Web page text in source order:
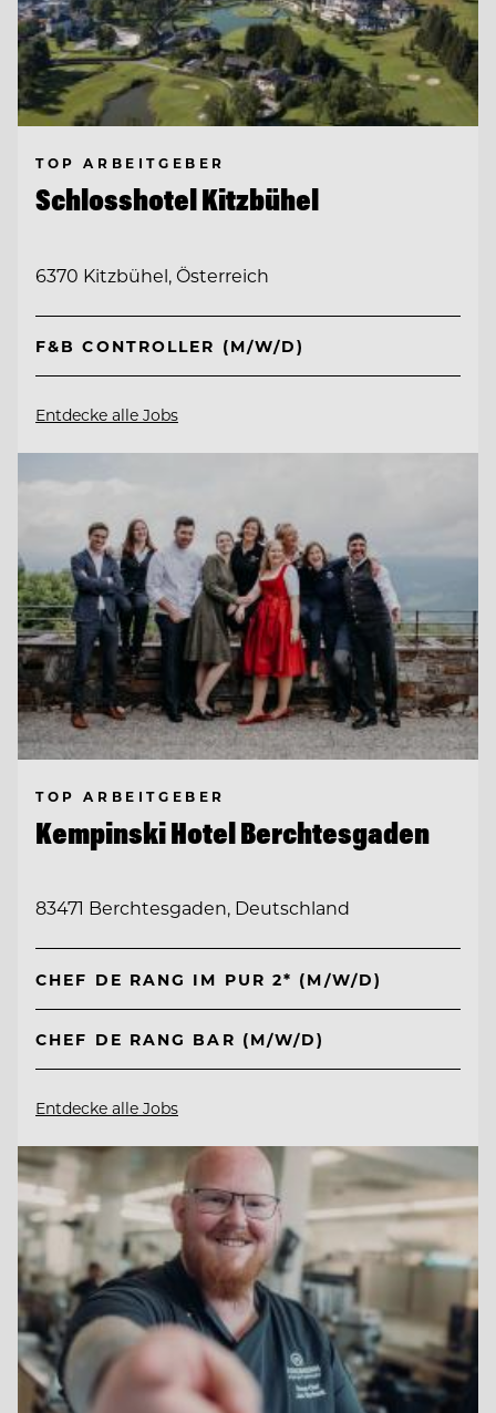
TOP ARBEITGEBER
Schlosshotel Kitzbühel
6370 Kitzbühel, Österreich
F&B CONTROLLER (M/W/D)
Entdecke alle Jobs
TOP ARBEITGEBER
Kempinski Hotel Berchtesgaden
83471 Berchtesgaden, Deutschland
CHEF DE RANG IM PUR 2* (M/W/D)
CHEF DE RANG BAR (M/W/D)
Entdecke alle Jobs